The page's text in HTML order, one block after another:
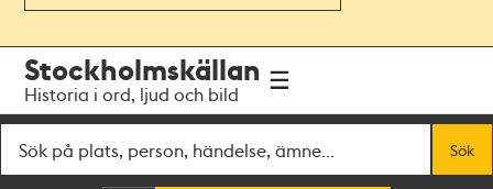
navigationen
huvudinnehållet
Stockholmskällan
Historia i ord, ljud och bild
Sök